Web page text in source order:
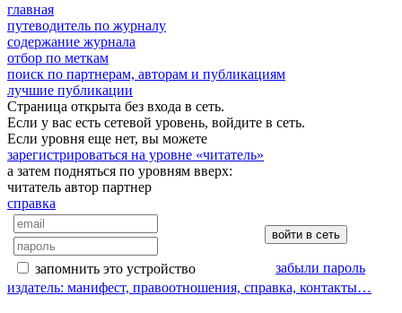
главная
путеводитель по журналу
содержание журнала
отбор по меткам
поиск по партнерам, авторам и публикациям
лучшие публикации
Страница открыта без входа в сеть.
Если у вас есть сетевой уровень, войдите в сеть.
Если уровня еще нет, вы можете
зарегистрироваться на уровне «читатель»
а затем подняться по уровням вверх:
читатель автор партнер
справка
запомнить это устройство
забыли пароль
издатель: манифест, правоотношения, справка, контакты…